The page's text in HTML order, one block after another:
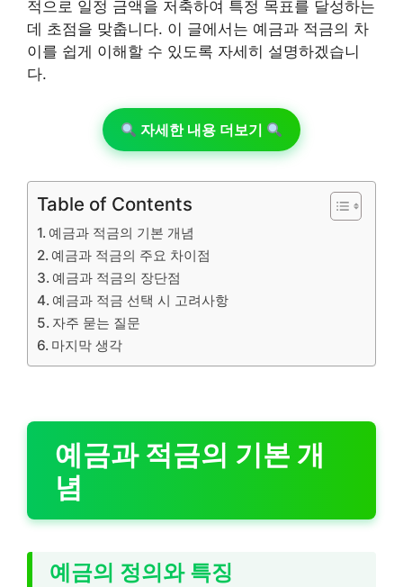
적으로 일정 금액을 저축하여 특정 목표를 달성하는
데 초점을 맞춥니다. 이 글에서는 예금과 적금의 차
이를 쉽게 이해할 수 있도록 자세히 설명하겠습니
다.
자세한 내용 더보기
Table of Contents
예금과 적금의 기본 개념
예금과 적금의 주요 차이점
예금과 적금의 장단점
예금과 적금 선택 시 고려사항
자주 묻는 질문
마지막 생각
예금과 적금의 기본 개
념
예금의 정의와 특징